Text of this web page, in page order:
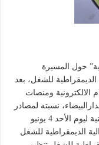
حول المسيرة
الديمقراطية للشغل، بعد
ومنصات
نسبته لمصادر
وصفتها بـ”الموثوقة” المسيرة الاحتجاجية الوطنية ليوم الأحد 4 يونيو
الديمقراطية للشغل